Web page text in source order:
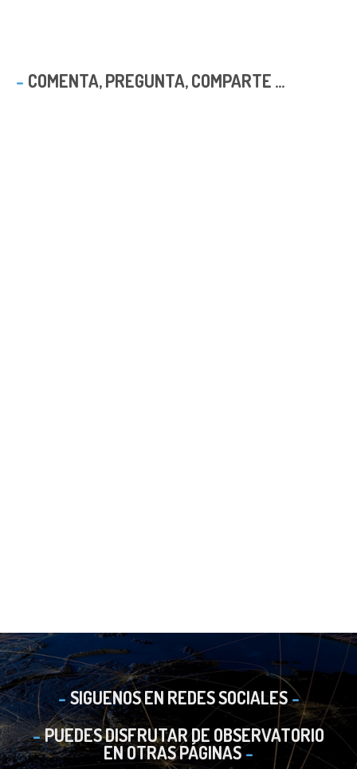
COMENTA, PREGUNTA, COMPARTE ...
SIGUENOS EN REDES SOCIALES
PUEDES DISFRUTAR DE OBSERVATORIO
EN OTRAS PÁGINAS